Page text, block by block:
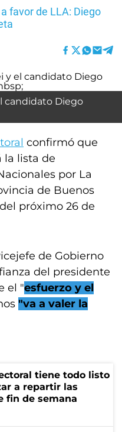
favor de LLA: Diego
candidato Diego
confirmó que
la lista de
por La
de Buenos
próximo 26 de
de Gobierno
del presidente
el "esfuerzo y el
"va a valer la
tiene todo listo
a repartir las
fin de semana